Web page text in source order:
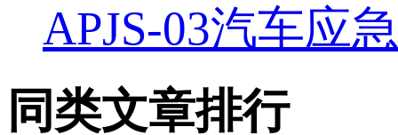
APJS-03汽车应
同类文章排行